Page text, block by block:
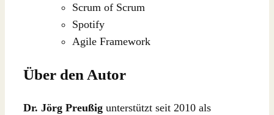
Scrum of Scrum
Spotify
Agile Framework
Über den Autor
Dr. Jörg Preußig unterstützt seit 2010 als